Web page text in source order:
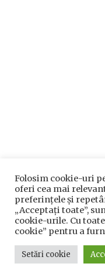
Utile
Telefoane utile
Acte Necesare/
Folosim cookie-uri
oferi cea mai
preferințele și
„Acceptați toate”,
cookie-urile. Cu
cookie” pentru a
Setări cookie